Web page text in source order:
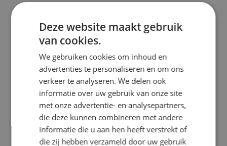
Kaatsheuvel
Sprundel
Specialisme
Beveiligingstechniek
Elektrotechniek
Energietechniek
Werktuigbouwkunde
Energietechniek
Beveiligingstechniek
Uitgelicht
Klimaatinstallaties
Deze website maakt gebruik
van cookies.
We gebruiken cookies om inhoud en
advertenties te personaliseren en om ons
verkeer te analyseren. We delen ook
informatie over uw gebruik van onze site
met onze advertentie- en analysepartners,
die deze kunnen combineren met andere
informatie die u aan hen heeft verstrekt of
die zij hebben verzameld door uw gebruik